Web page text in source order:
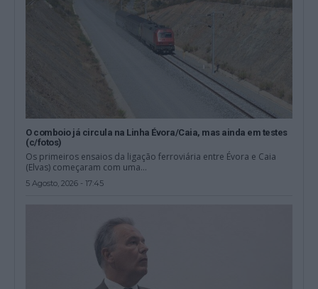
O comboio já circula na Linha Évora/Caia, mas ainda em testes
(c/fotos)
Os primeiros ensaios da ligação ferroviária entre Évora e Caia
(Elvas) começaram com uma...
5 Agosto, 2026 - 17:45